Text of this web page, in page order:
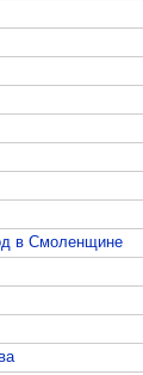
в Смоленщине